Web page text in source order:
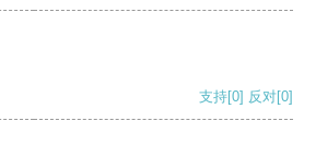
支持[0] 反对[0]